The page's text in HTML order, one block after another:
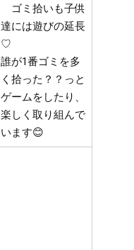
ゴミ拾いも子供
達には遊びの延長
♡
誰が1番ゴミを多
く拾った？？っと
ゲームをしたり、
楽しく取り組んで
います😊​